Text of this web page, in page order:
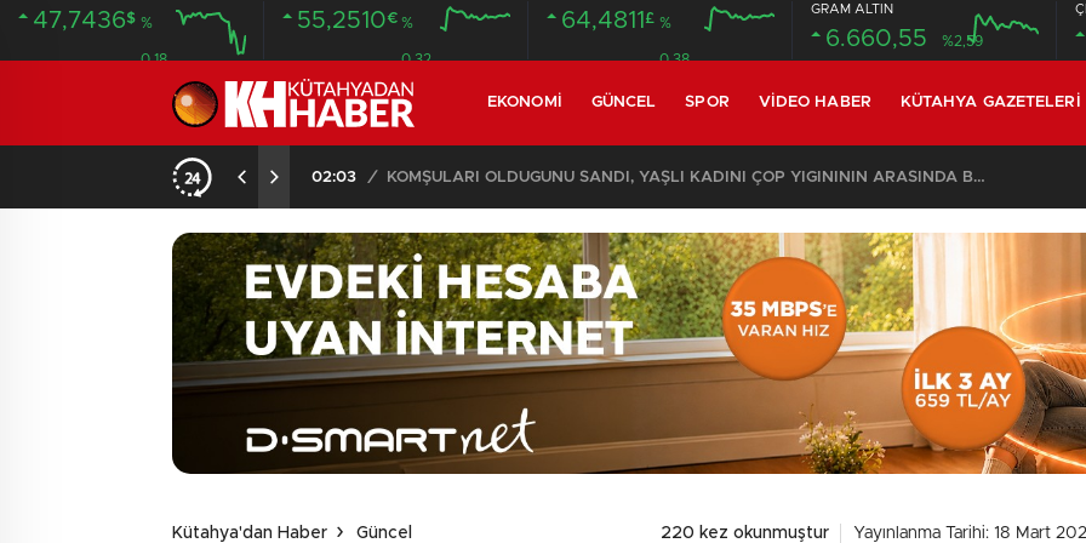
47,7436$ %
0.18
55,2510€ %
0.32
64,4811 £ %
0.38
GRAM ALTIN
6.660,55 %2,59
EKONOMI GÜNCEL SPOR VIDEO HABER KÜTAHYA GAZETELERI
02:03 / KOMŞULARI ÖLDÜĞÜNÜ SANDI, YAŞLI KADINI ÇÖP YIĞINININ ARASINDA BULUNDU
Kütahya'dan Haber Güncel 220 kez okunmuştur Yayınlanma Tarihi: 18 Mart